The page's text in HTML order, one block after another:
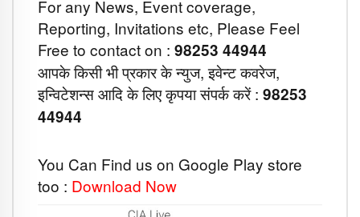
For any News, Event coverage,
Reporting, Invitations etc, Please Feel
Free to contact on : 98253 44944
आपके किसी भी प्रकार के न्युज, इवेन्ट कवरेज,
इन्विटेशन्स आदि के लिए कृपया संपर्क करें : 98253
44944
You Can Find us on Google Play store
too : Download Now